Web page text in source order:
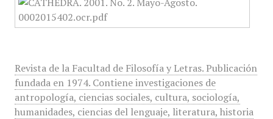
Revista de la Facultad de Filosofía y Letras. Publicación
fundada en 1974. Contiene investigaciones de
antropología, ciencias sociales, cultura, sociología,
humanidades, ciencias del lenguaje, literatura, historia